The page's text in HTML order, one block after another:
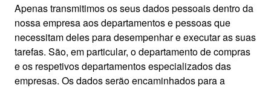
Apenas transmitimos os seus dados pessoais dentro da
nossa empresa aos departamentos e pessoas que
necessitam deles para desempenhar e executar as suas
tarefas. São, em particular, o departamento de compras
e os respetivos departamentos especializados das
empresas. Os dados serão encaminhados para a